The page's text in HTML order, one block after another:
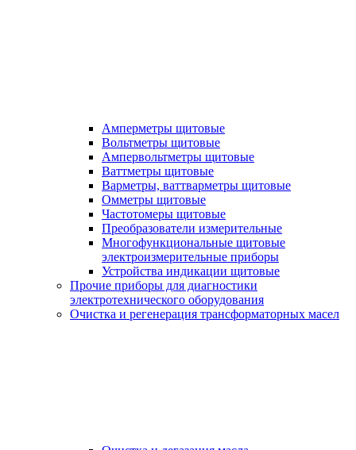
Амперметры щитовые
Вольтметры щитовые
Ампервольтметры щитовые
Ваттметры щитовые
Варметры, ваттварметры щитовые
Омметры щитовые
Частотомеры щитовые
Преобразователи измерительные
Многофункциональные щитовые
электроизмерительные приборы
Устройства индикации щитовые
Прочие приборы для диагностики
электротехнического оборудования
Очистка и регенерация трансформаторных масел